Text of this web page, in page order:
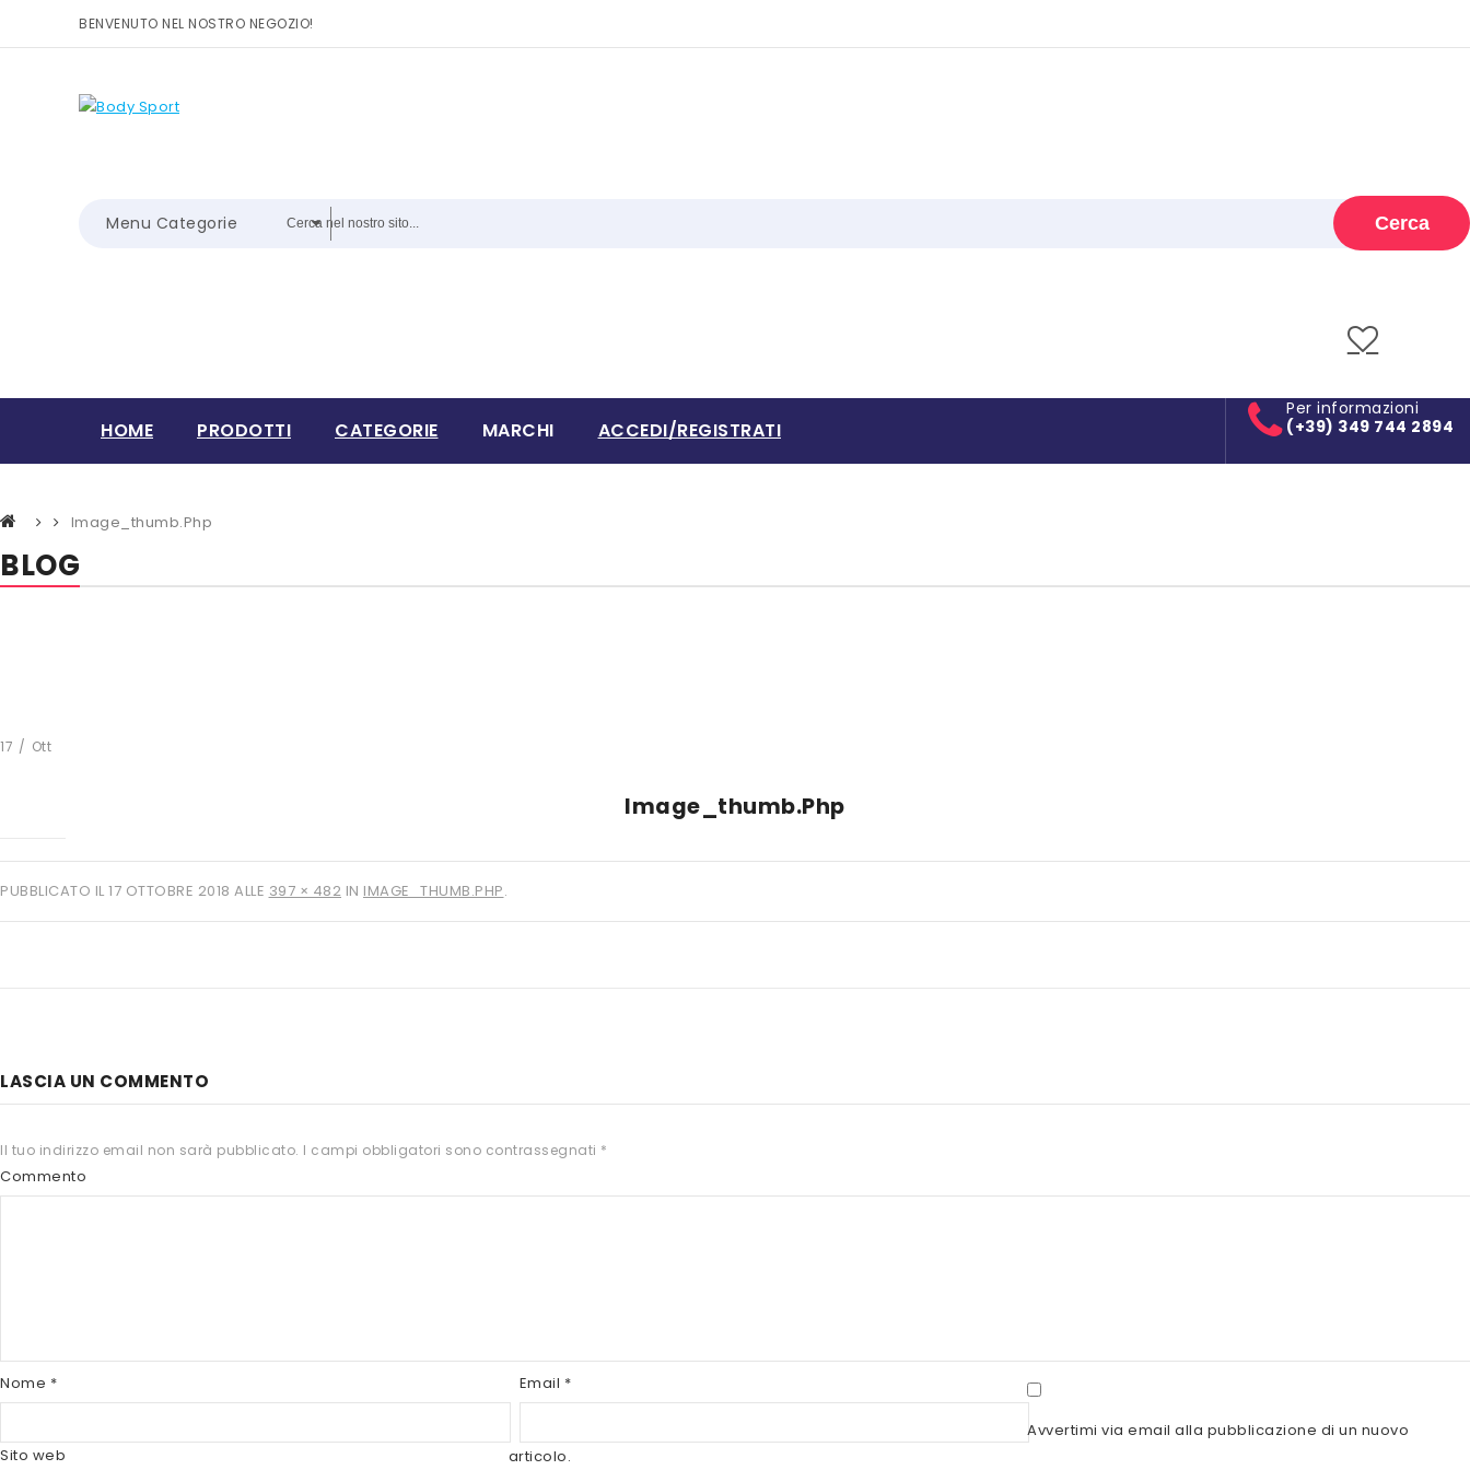
BENVENUTO NEL NOSTRO NEGOZIO!
Menu Categorie Cerca
Per informazioni
(+39) 349 744 2894
HOME PRODOTTI CATEGORIE MARCHI ACCEDI/REGISTRATI
Image_thumb.php
BLOG
17 / Ott
Image_thumb.php
PUBBLICATO IL 17 OTTOBRE 2018 ALLE 397 × 482 IN IMAGE_THUMB.PHP.
LASCIA UN COMMENTO
Il tuo indirizzo email non sarà pubblicato. I campi obbligatori sono contrassegnati *
Commento
Nome * Email *
Sito web
Avvertimi via email alla pubblicazione di un nuovo
articolo.